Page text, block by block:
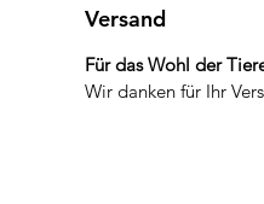
Versand
Für das Wohl der
Wir danken für Ihr